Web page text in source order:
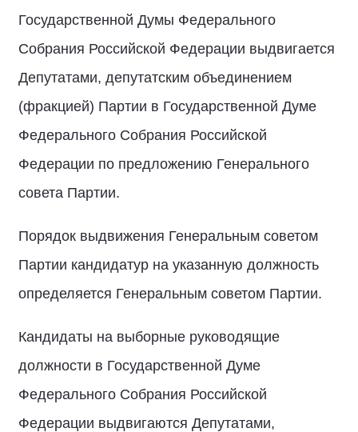
Государственной Думы Федерального
Собрания Российской Федерации выдвигается
Депутатами, депутатским объединением
(фракцией) Партии в Государственной Думе
Федерального Собрания Российской
Федерации по предложению Генерального
совета Партии.
Порядок выдвижения Генеральным советом
Партии кандидатур на указанную должность
определяется Генеральным советом Партии.
Кандидаты на выборные руководящие
должности в Государственной Думе
Федерального Собрания Российской
Федерации выдвигаются Депутатами,